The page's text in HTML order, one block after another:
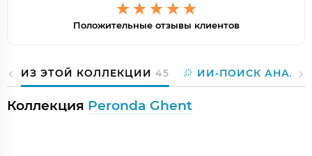
Положительные отзывы клиентов
ИЗ ЭТОЙ КОЛЛЕКЦИИ 45 ИИ-ПОИСК
Коллекция Peronda Ghent